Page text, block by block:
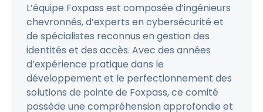
L’équipe Foxpass est composée d’ingénieurs
chevronnés, d’experts en cybersécurité et
de spécialistes reconnus en gestion des
identités et des accès. Avec des années
d’expérience pratique dans le
développement et le perfectionnement des
solutions de pointe de Foxpass, ce comité
possède une compréhension approfondie et